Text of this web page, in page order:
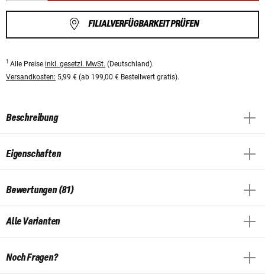
FILIALVERFÜGBARKEIT PRÜFEN
1 Alle Preise inkl. gesetzl. MwSt. (Deutschland).
Versandkosten: 5,99 € (ab 199,00 € Bestellwert gratis).
Beschreibung
Eigenschaften
Bewertungen (81)
Alle Varianten
Noch Fragen?